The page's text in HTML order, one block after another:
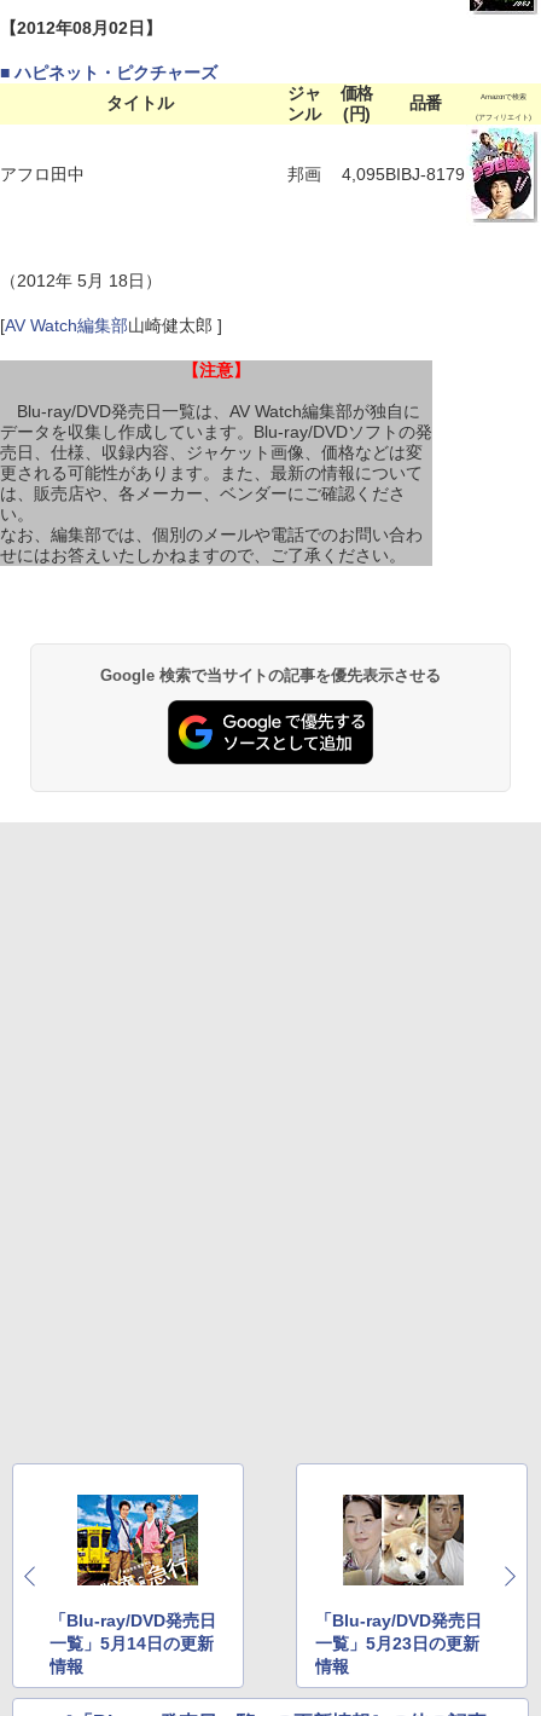
【2012年08月02日】
■ ハピネット・ピクチャーズ
タイトル
ジャ
ンル
価格
(円)
品番 Amazonで検索
(アフィリエイト)
アフロ田中 邦画 4,095BIBJ-8179
（2012年 5月 18日）
[AV Watch編集部山崎健太郎 ]
【注意】
Blu-ray/DVD発売日一覧は、AV Watch編集部が独自に
データを収集し作成しています。Blu-ray/DVDソフトの発
売日、仕様、収録内容、ジャケット画像、価格などは変
更される可能性があります。また、最新の情報について
は、販売店や、各メーカー、ベンダーにご確認くださ
い。
なお、編集部では、個別のメールや電話でのお問い合わ
せにはお答えいたしかねますので、ご了承ください。
Google 検索で当サイトの記事を優先表示させる
「Blu-ray/DVD発売日
一覧」5月14日の更新
情報
「Blu-ray/DVD発売日
一覧」5月23日の更新
情報